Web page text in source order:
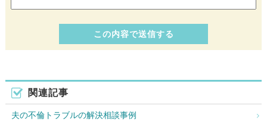
関連記事
夫の不倫トラブルの解決相談事例